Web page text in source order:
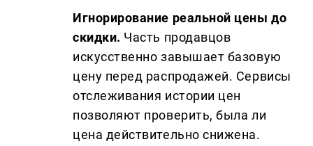
Игнорирование реальной цены до
скидки. Часть продавцов
искусственно завышает базовую
цену перед распродажей. Сервисы
отслеживания истории цен
позволяют проверить, была ли
цена действительно снижена.